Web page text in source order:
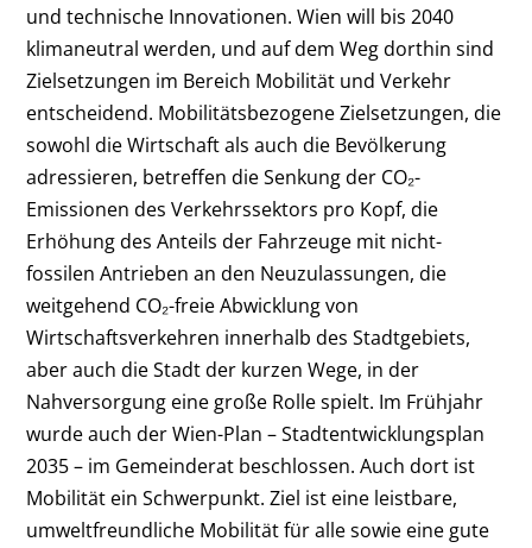
und technische Innovationen. Wien will bis 2040
klimaneutral werden, und auf dem Weg dorthin sind
Zielsetzungen im Bereich Mobilität und Verkehr
entscheidend. Mobilitätsbezogene Zielsetzungen, die
sowohl die Wirtschaft als auch die Bevölkerung
adressieren, betreffen die Senkung der CO₂-
Emissionen des Verkehrssektors pro Kopf, die
Erhöhung des Anteils der Fahrzeuge mit nicht-
fossilen Antrieben an den Neuzulassungen, die
weitgehend CO₂-freie Abwicklung von
Wirtschaftsverkehren innerhalb des Stadtgebiets,
aber auch die Stadt der kurzen Wege, in der
Nahversorgung eine große Rolle spielt. Im Frühjahr
wurde auch der Wien-Plan – Stadtentwicklungsplan
2035 – im Gemeinderat beschlossen. Auch dort ist
Mobilität ein Schwerpunkt. Ziel ist eine leistbare,
umweltfreundliche Mobilität für alle sowie eine gute